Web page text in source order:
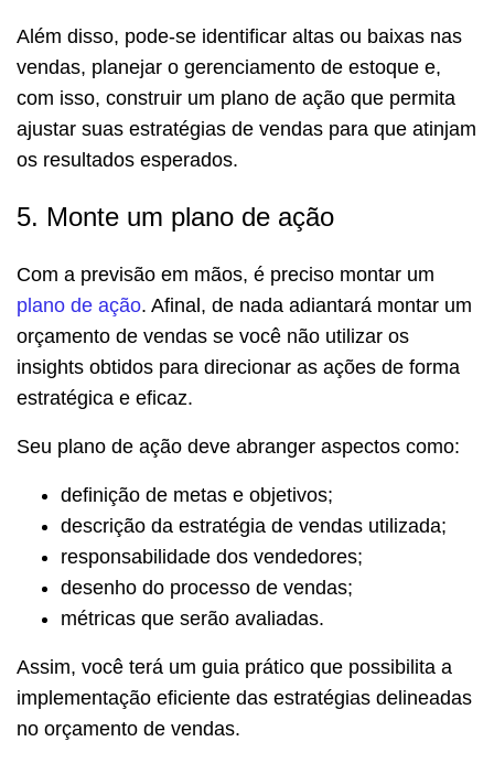
Além disso, pode-se identificar altas ou baixas nas
vendas, planejar o gerenciamento de estoque e,
com isso, construir um plano de ação que permita
ajustar suas estratégias de vendas para que atinjam
os resultados esperados.
5. Monte um plano de ação
Com a previsão em mãos, é preciso montar um
plano de ação. Afinal, de nada adiantará montar um
orçamento de vendas se você não utilizar os
insights obtidos para direcionar as ações de forma
estratégica e eficaz.
Seu plano de ação deve abranger aspectos como:
definição de metas e objetivos;
descrição da estratégia de vendas utilizada;
responsabilidade dos vendedores;
desenho do processo de vendas;
métricas que serão avaliadas.
Assim, você terá um guia prático que possibilita a
implementação eficiente das estratégias delineadas
no orçamento de vendas.